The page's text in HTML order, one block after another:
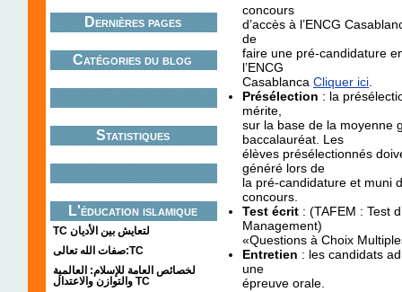
Dernières pages
Catégories du blog
Statistiques
L'éducation islamique
TC لتعايش بين الأديان
صفات الله تعالى:TC
لخصائص العامة للإسلام: العالمية
والتوازن والاعتدال TC
concours
d’accès à l’ENCG
de
faire une pré-candidature
l’ENCG
Casablanca Cliquer ici
Présélection : la
mérite,
sur la base de la moyenne
baccalauréat. Les
élèves présélectionnés
généré lors de
la pré-candidature et muni
concours.
Test écrit : (TAFEM : Test
Management)
«Questions à Choix
Entretien : les candidats
une
épreuve orale.